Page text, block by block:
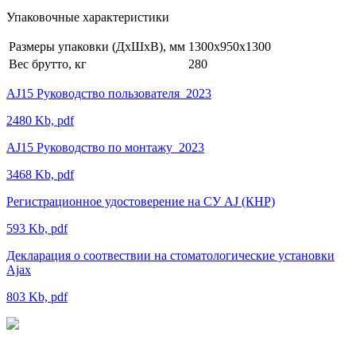
Упаковочные характеристики
Размеры упаковки (ДхШхВ), мм 1300х950х1300
Вес брутто, кг
280
AJ15 Руководство пользователя_2023
2480 Kb, pdf
AJ15 Руководство по монтажу_2023
3468 Kb, pdf
Регистрационное удостоверение на СУ AJ (КНР)
593 Kb, pdf
Декларация о соотвествии на стоматологические установки
Ajax
803 Kb, pdf